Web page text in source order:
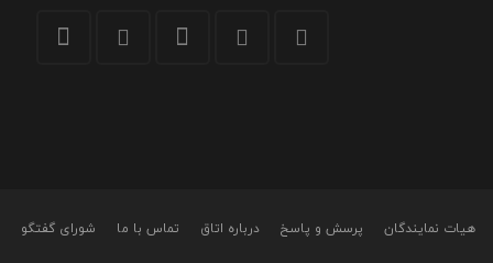
هیات نمایندگان پرسش و پاسخ درباره اتاق تماس با ما شورای گفتگو